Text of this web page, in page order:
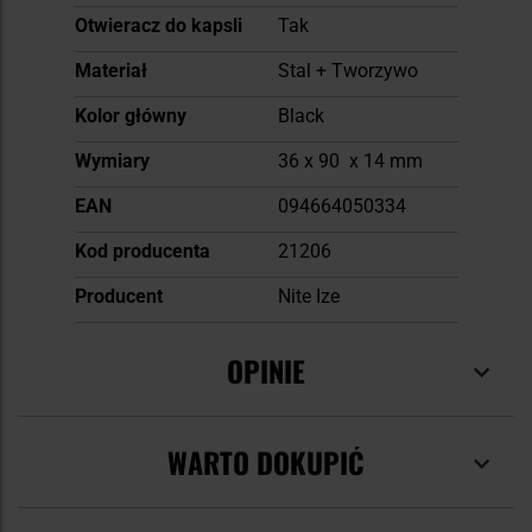
Otwieracz do kapsli
Tak
Materiał
Stal + Tworzywo
Kolor główny
Black
Wymiary
36 x 90 x 14 mm
EAN
094664050334
Kod producenta
21206
Producent
Nite Ize
OPINIE
WARTO DOKUPIĆ